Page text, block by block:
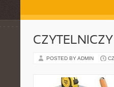
POSTED BY ADMIN